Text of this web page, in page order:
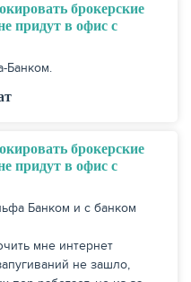
брокерские
придут в офис с
Банком.
брокерские
придут в офис с
Банком и с банком
мне интернет
не зашло,